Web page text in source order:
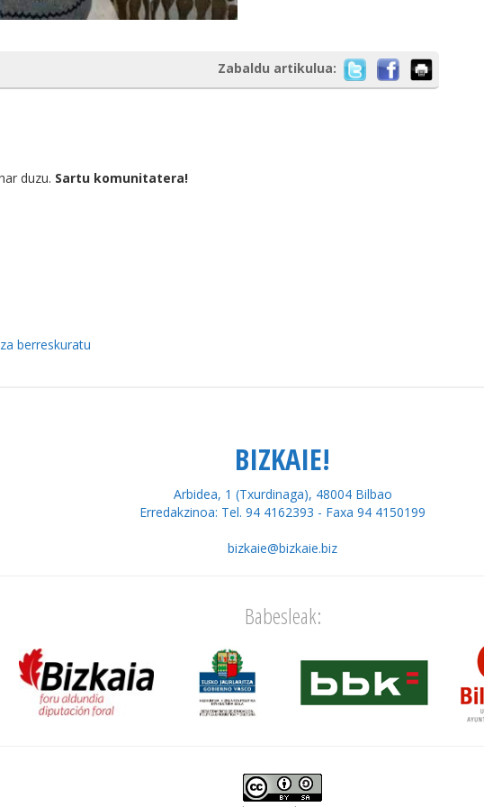
Zabaldu artikulua:
duzu. Sartu komunitatera!
berreskuratu
BIZKAIE!
Arbidea, 1 (Txurdinaga), 48004 Bilbao
Erredakzinoa: Tel. 94 4162393 - Faxa 94 4150199
bizkaie@bizkaie.biz
Babesleak: